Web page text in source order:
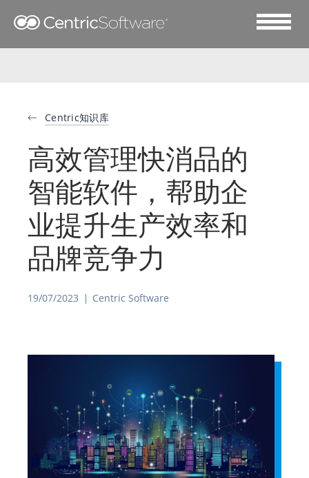
Centric知识库
高效管理快消品的
智能软件，帮助企
业提升生产效率和
品牌竞争力
19/07/2023 Centric Software